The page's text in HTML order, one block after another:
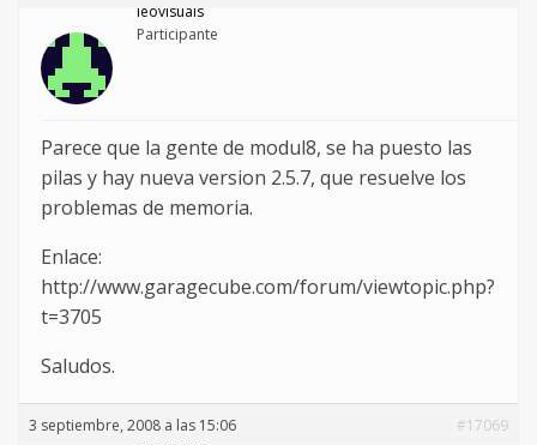
leovisuals
Participante
Parece que la gente de modul8, se ha puesto las
pilas y hay nueva version 2.5.7, que resuelve los
problemas de memoria.
Enlace:
http://www.garagecube.com/forum/viewtopic.php?
t=3705
Saludos.
3 septiembre, 2008 a las 15:06
#17069